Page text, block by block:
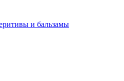
и бальзамы